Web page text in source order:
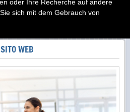
WEB
oder Ihre Recherche auf andere
sich mit dem Gebrauch von